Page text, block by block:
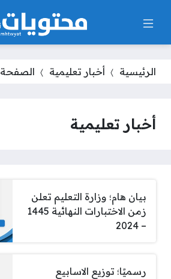
الرئيسية أخبار تعليمية الصفحة 2
أخبار تعليمية
بيان هام؛ وزارة التعليم تعلن
زمن الاختبارات النهائية 1445
– 2024
رسميًا؛ توزيع الاسابيع